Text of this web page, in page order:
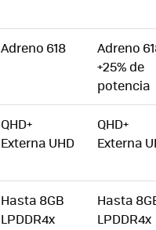
Adreno 618
Adreno
+25% de
potencia
QHD+
Externa UHD
QHD+
Externa
Hasta 8GB
LPDDR4x
Hasta
LPDDR4x